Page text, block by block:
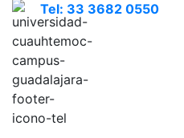
Tel: 33 3682 0550